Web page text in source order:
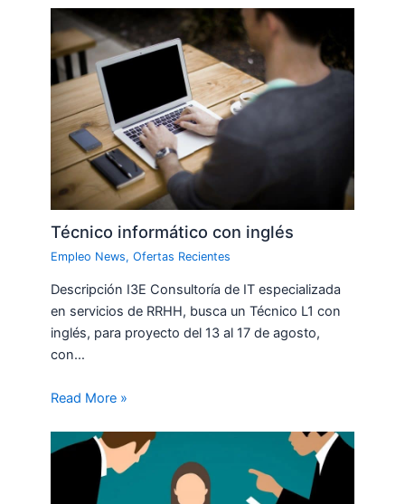
Técnico informático con inglés
Empleo News,Ofertas Recientes
Descripción I3E Consultoría de IT especializada
en servicios de RRHH, busca un Técnico L1 con
inglés, para proyecto del 13 al 17 de agosto,
con…
Read More »